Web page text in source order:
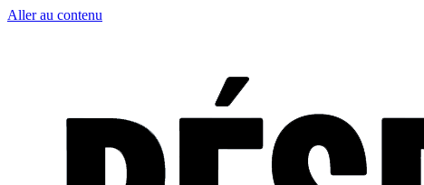
Aller au contenu